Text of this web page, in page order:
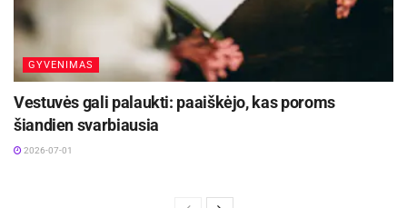
GYVENIMAS
Vestuvės gali palaukti: paaiškėjo, kas poroms
šiandien svarbiausia
2026-07-01